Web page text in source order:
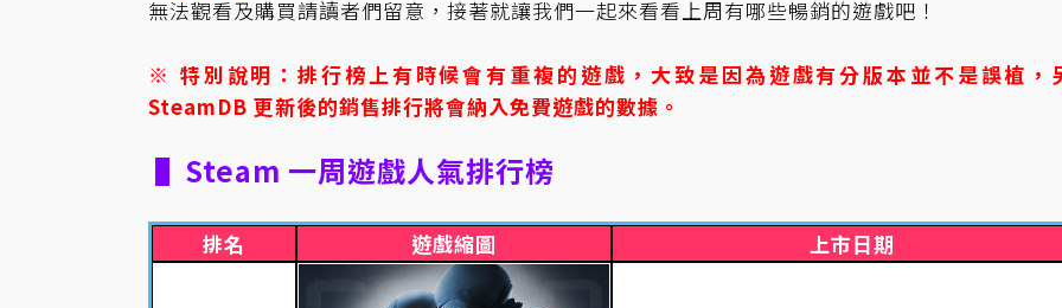
無法觀看及購買請讀者們留意，接著就讓我們一起來看看上周有哪些暢銷的遊戲吧！
※ 特別說明：排行榜上有時候會有重複的遊戲，大致是因為遊戲有分版本並不是誤植，
SteamDB 更新後的銷售排行將會納入免費遊戲的數據。
▌Steam 一周遊戲人氣排行榜
排名 遊戲縮圖 上市日期